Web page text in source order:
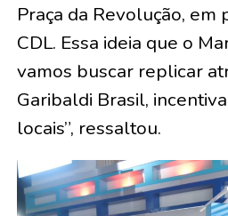
Praça da Revolução, em
CDL. Essa ideia que o
vamos buscar replicar
Garibaldi Brasil,
locais”, ressaltou.